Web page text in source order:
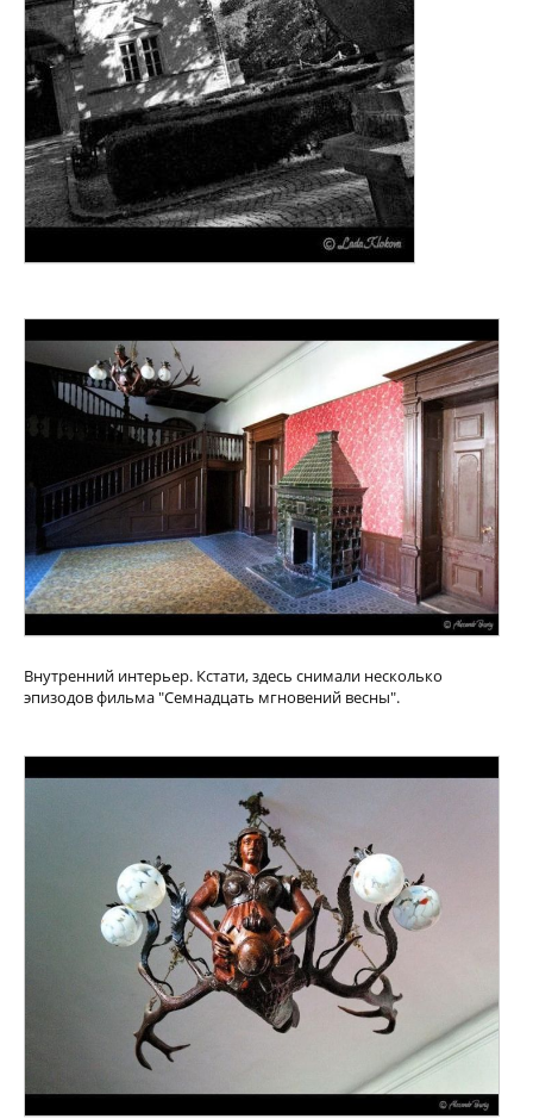
Внутренний интерьер. Кстати, здесь снимали несколько
эпизодов фильма "Семнадцать мгновений весны".